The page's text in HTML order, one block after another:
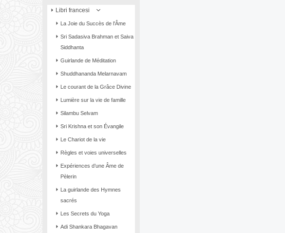
Libri francesi
La Joie du Succès de l'Âme
Sri Sadasiva Brahman et Saiva
Siddhanta
Guirlande de Méditation
Shuddhananda Melarnavam
Le courant de la Grâce Divine
Lumière sur la vie de famille
Silambu Selvam
Sri Krishna et son Évangile
Le Chariot de la vie
Règles et voies universelles
Expériences d’une Âme de
Pèlerin
La guirlande des Hymnes
sacrés
Les Secrets du Yoga
Adi Shankara Bhagavan